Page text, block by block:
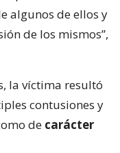
algunos de ellos y
de los mismos”,
la víctima resultó
contusiones y
de carácter